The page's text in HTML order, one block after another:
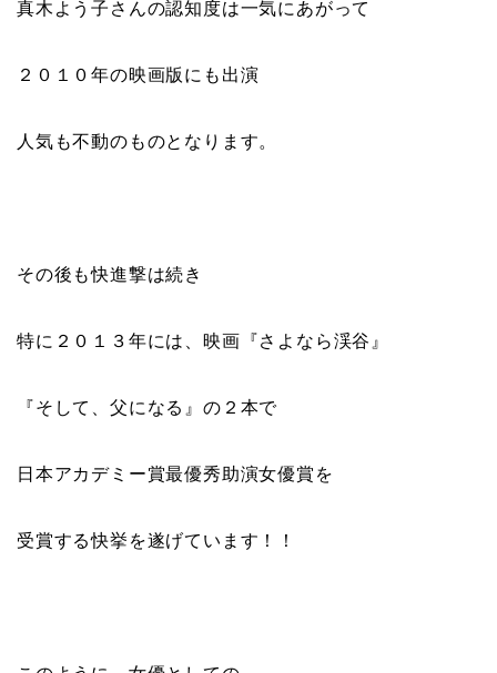
真木よう子さんの認知度は一気にあがって
２０１０年の映画版にも出演
人気も不動のものとなります。
その後も快進撃は続き
特に２０１３年には、映画『さよなら渓谷』
『そして、父になる』の２本で
日本アカデミー賞最優秀助演女優賞を
受賞する快挙を遂げています！！